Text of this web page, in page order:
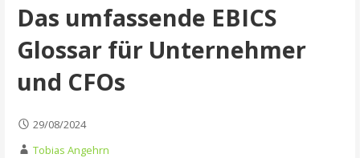
Das umfassende EBICS
Glossar für Unternehmer
und CFOs
29/08/2024
Tobias Angehrn